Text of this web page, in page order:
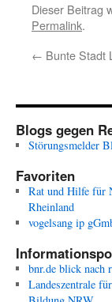
Dieser Beitrag
Permalink.
← Bunte Stadt
Blogs gegen
Störungsmelder
Favoriten
Rat und Hilfe für
Rheinland
vogelsang ip
bnr.de blick nach
Landeszentrale